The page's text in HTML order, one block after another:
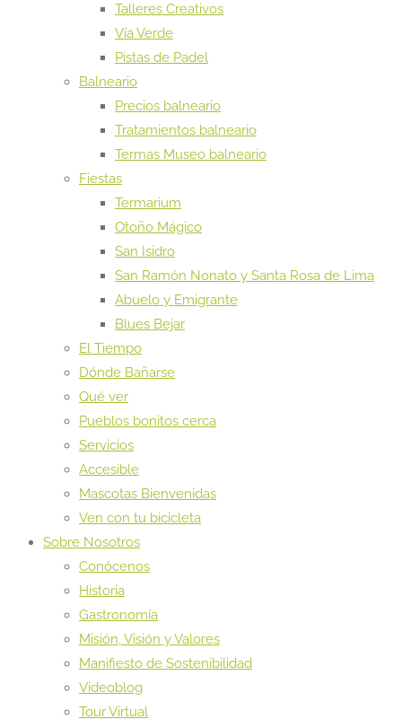
Talleres Creativos
Vía Verde
Pistas de Padel
Balneario
Precios balneario
Tratamientos balneario
Termas Museo balneario
Fiestas
Termarium
Otoño Mágico
San Isidro
San Ramón Nonato y Santa Rosa de Lima
Abuelo y Emigrante
Blues Bejar
El Tiempo
Dónde Bañarse
Qué ver
Pueblos bonitos cerca
Servicios
Accesible
Mascotas Bienvenidas
Ven con tu bicicleta
Sobre Nosotros
Conócenos
Historia
Gastronomía
Misión, Visión y Valores
Manifiesto de Sostenibilidad
Videoblog
Tour Virtual